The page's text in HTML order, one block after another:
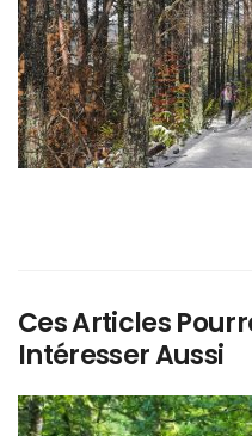
Ces Articles
Intéresser Aussi